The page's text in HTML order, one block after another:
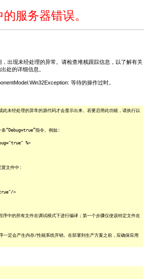
服务器错误。
，出现未经处理的异常。请检查堆栈跟踪信息，以了解有关
处的详细信息。
等待的操作过时。
此未经处理的异常的源代码才会显示出来。若要启用此功能，请执行以
“Debug=true”指令。例如:
%>
置文件中:
>
序中的所有文件在调试模式下进行编译；第一个步骤仅使该特定文件在
定会产生内存/性能系统开销。在部署到生产方案之前，应确保应用